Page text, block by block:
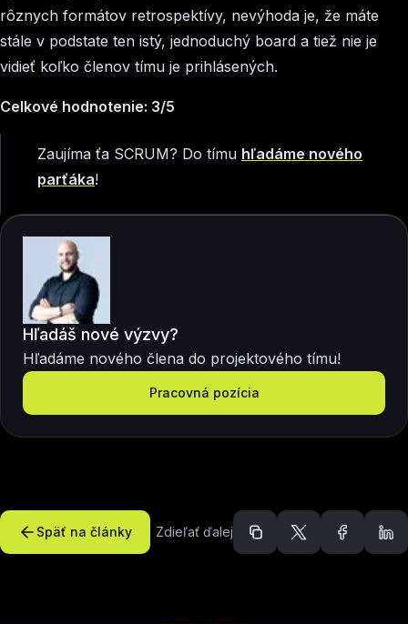
rôznych formátov retrospektívy, nevýhoda je, že máte
stále v podstate ten istý, jednoduchý board a tiež nie je
vidieť koľko členov tímu je prihlásených.
Celkové hodnotenie: 3/5
Zaujíma ťa SCRUM? Do tímu hľadáme nového
parťáka!
Hľadáš nové výzvy?
Hľadáme nového člena do projektového tímu!
Pracovná pozícia
Späť na články Zdieľať ďalej